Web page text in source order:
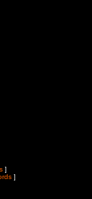
]
]